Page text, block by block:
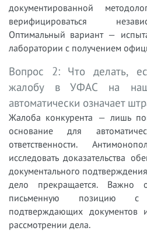
документированной
верифицироваться
Оптимальный вариант —
лаборатории с получением
Вопрос 2: Что делать,
жалобу в УФАС на
автоматически означает
Жалоба конкурента — лишь
основание для
ответственности.
исследовать доказательства
документального
дело прекращается. Важно
письменную позицию с
подтверждающих документов
рассмотрении дела.